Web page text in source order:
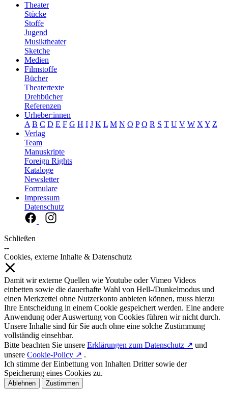
Theater
Stücke
Stoffe
Jugend
Musiktheater
Sketche
Medien
Filmstoffe
Bücher
Theatertexte
Drehbücher
Referenzen
Urheber:innen
A B C D E F G H I J K L M N O P Q R S T U V W X Y Z
Verlag
Team
Manuskripte
Foreign Rights
Kataloge
Newsletter
Formulare
Impressum
Datenschutz
Schließen
--
Cookies, externe Inhalte & Datenschutz
Damit wir externe Quellen wie Youtube oder Vimeo Videos
einbetten sowie die dauerhafte Wahl von Hell-/Dunkelmodus und
einen Merkzettel ohne Nutzerkonto anbieten können, muss hierzu
Ihre Entscheidung in einem Cookie gespeichert werden. Eine andere
Anwendung oder Auswertung von Cookies führen wir nicht durch.
Unsere Inhalte sind für Sie auch ohne eine solche Zustimmung
vollständig einsehbar.
Bitte beachten Sie unsere Erklärungen zum Datenschutz ↗ und
unsere Cookie-Policy ↗ .
Ich stimme der Einbettung von Inhalten Dritter sowie der
Speicherung eines Cookies zu.
Ablehnen Zustimmen